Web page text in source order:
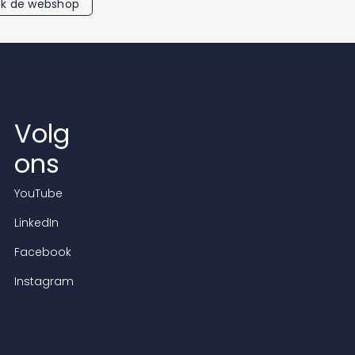
de webshop
Volg
ons
YouTube
LinkedIn
Facebook
Instagram